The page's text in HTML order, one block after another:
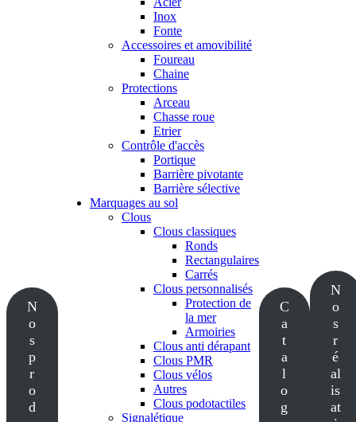
N
o
s
p
r
o
d
Inox
Fonte
Accessoires et amovibilité
Foureau
Chaine
Protections
Arceau
Chasse roue
Etrier
Contrôle d'accès
Portique
Barrière pivotante
Barrière sélective
Marquages au sol
Clous
Clous classiques
Ronds
Rectangulaires
Carrés
Clous personnalisés
Protection de
la mer
Armoiries
Clous anti dérapant
Clous PMR
Clous vélos
Autres
Clous podotactiles
Signalétique
C
a
t
a
l
o
g
N
o
s
r
é
al
is
at